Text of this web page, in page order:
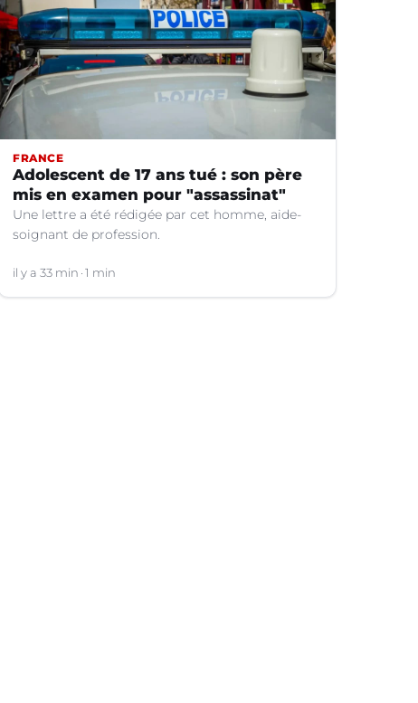
FRANCE
Adolescent de 17 ans tué : son père
mis en examen pour "assassinat"
Une lettre a été rédigée par cet homme, aide-
soignant de profession.
il y a 33 min 1 min